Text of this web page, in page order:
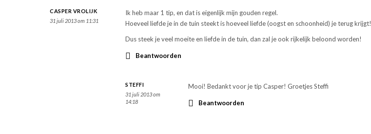
CASPER VROLIJK
31 juli 2013 om 11:31
Ik heb maar 1 tip, en dat is eigenlijk mijn gouden regel.
Hoeveel liefde je in de tuin steekt is hoeveel liefde (oogst en schoonheid) je terug krijgt!
Dus steek je veel moeite en liefde in de tuin, dan zal je ook rijkelijk beloond worden!
Beantwoorden
STEFFI
31 juli 2013 om
14:18
Mooi! Bedankt voor je tip Casper! Groetjes Steffi
Beantwoorden